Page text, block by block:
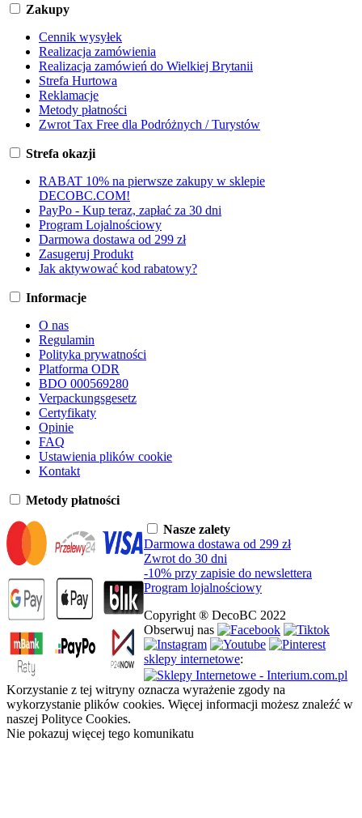
Zakupy
Cennik wysyłek
Realizacja zamówienia
Realizacja zamówień do Wielkiej Brytanii
Strefa Hurtowa
Reklamacje
Metody płatności
Zwrot Tax Free dla Podróżnych / Turystów
Strefa okazji
RABAT 10% na pierwsze zakupy w sklepie
DECOBC.COM!
PayPo - Kup teraz, zapłać za 30 dni
Program Lojalnościowy
Darmowa dostawa od 299 zł
Zasugeruj Produkt
Jak aktywować kod rabatowy?
Informacje
O nas
Regulamin
Polityka prywatności
Platforma ODR
BDO 000569280
Verpackungsgesetz
Certyfikaty
Opinie
FAQ
Ustawienia plików cookie
Kontakt
Metody płatności
Nasze zalety
Darmowa dostawa od 299 zł
Zwrot do 30 dni
-10% przy zapisie do newslettera
Program lojalnościowy
Copyright ® DecoBC 2022
Obserwuj nas
sklepy internetowe:
Korzystanie z tej witryny oznacza wyrażenie zgody na
wykorzystanie plików cookies. Więcej informacji możesz znaleźć w
naszej Polityce Cookies.
Nie pokazuj więcej tego komunikatu